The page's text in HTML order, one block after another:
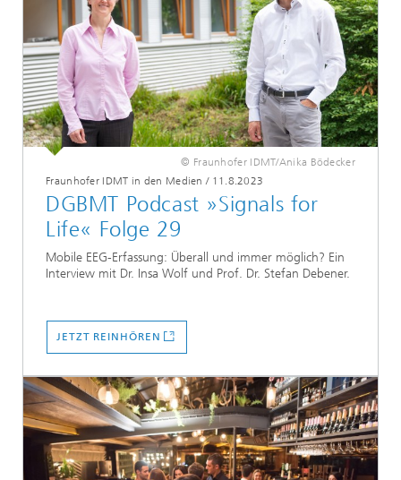
© Fraunhofer IDMT/Anika Bödecker
Fraunhofer IDMT in den Medien / 11.8.2023
DGBMT Podcast »Signals for
Life« Folge 29
Mobile EEG-Erfassung: Überall und immer möglich? Ein
Interview mit Dr. Insa Wolf und Prof. Dr. Stefan Debener.
JETZT REINHÖREN